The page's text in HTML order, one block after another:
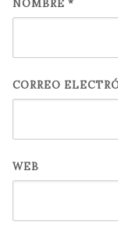
NOMBRE *
CORREO
WEB